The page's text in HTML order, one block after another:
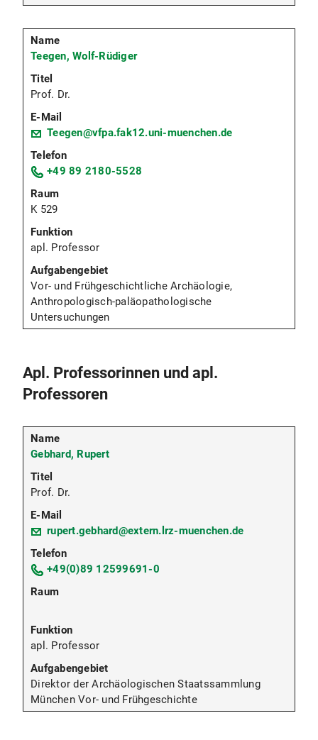
Teegen, Wolf-Rüdiger
Prof. Dr.
Teegen@vfpa.fak12.uni-muenchen.de
+49 89 2180-5528
K 529
apl. Professor
Vor- und Frühgeschichtliche Archäologie,
Anthropologisch-paläopathologische
Untersuchungen
Apl. Professorinnen und apl.
Professoren
Gebhard, Rupert
Prof. Dr.
rupert.gebhard@extern.lrz-muenchen.de
+49(0)89 12599691-0
apl. Professor
Direktor der Archäologischen Staatssammlung
München Vor- und Frühgeschichte